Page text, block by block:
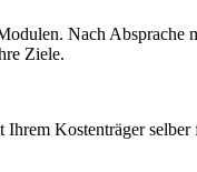
Nach
Ziele.
Kostenträger selber